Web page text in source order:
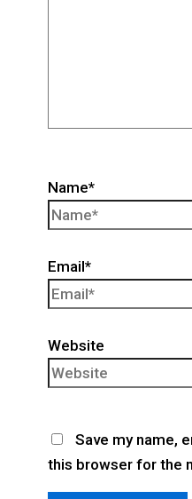
Name*
Email*
Website
Save my name,
this browser for the